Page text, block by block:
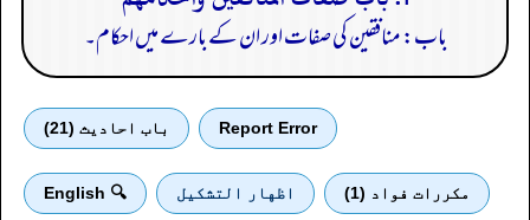
باب: منافقین کی صفات اور ان کے بارے میں احکام۔
Report Error باب احادیث (21)
مكررات فواد (1) اظهار التشكيل 🔍 English